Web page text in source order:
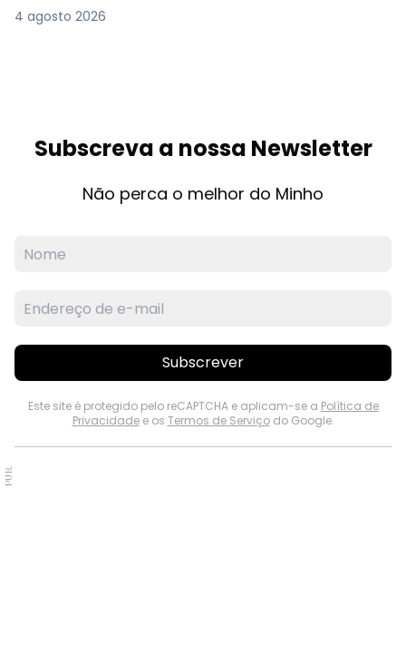
4 agosto 2026
Subscreva a nossa Newsletter
Não perca o melhor do Minho
Subscrever
Este site é protegido pelo reCAPTCHA e aplicam-se a Política de
Privacidadee os Termos de Serviçodo Google.
PUB.